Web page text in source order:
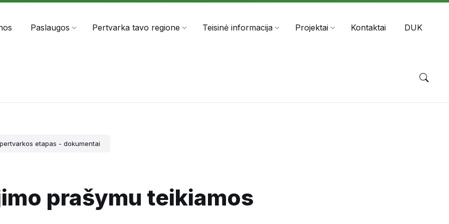
Paslaugos Pertvarka tavo regione Teisinė informacija Projektai Kontaktai DUK
etapas - dokumentai
prašymu teikiamos